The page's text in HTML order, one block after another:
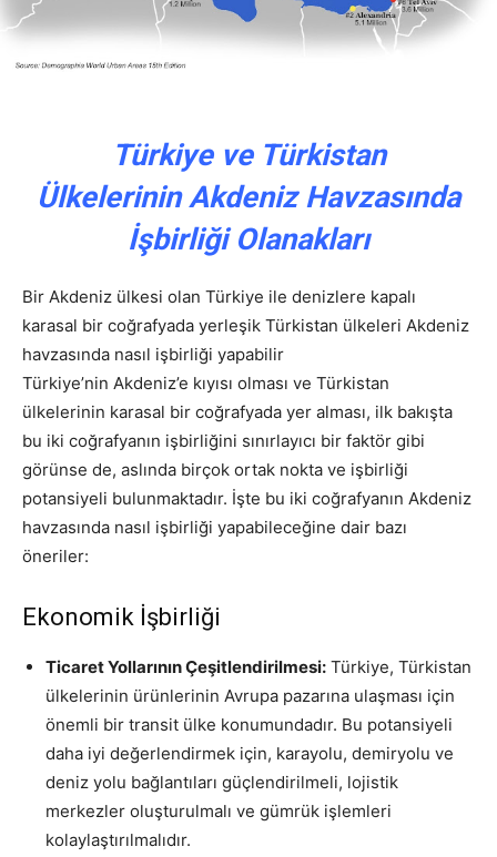
Türkiye ve Türkistan
Ülkelerinin Akdeniz Havzasında
İşbirliği Olanakları
Bir Akdeniz ülkesi olan Türkiye ile denizlere kapalı
karasal bir coğrafyada yerleşik Türkistan ülkeleri Akdeniz
havzasında nasıl işbirliği yapabilir
Türkiye’nin Akdeniz’e kıyısı olması ve Türkistan
ülkelerinin karasal bir coğrafyada yer alması, ilk bakışta
bu iki coğrafyanın işbirliğini sınırlayıcı bir faktör gibi
görünse de, aslında birçok ortak nokta ve işbirliği
potansiyeli bulunmaktadır. İşte bu iki coğrafyanın Akdeniz
havzasında nasıl işbirliği yapabileceğine dair bazı
öneriler:
Ekonomik İşbirliği
Ticaret Yollarının Çeşitlendirilmesi: Türkiye, Türkistan
ülkelerinin ürünlerinin Avrupa pazarına ulaşması için
önemli bir transit ülke konumundadır. Bu potansiyeli
daha iyi değerlendirmek için, karayolu, demiryolu ve
deniz yolu bağlantıları güçlendirilmeli, lojistik
merkezler oluşturulmalı ve gümrük işlemleri
kolaylaştırılmalıdır.